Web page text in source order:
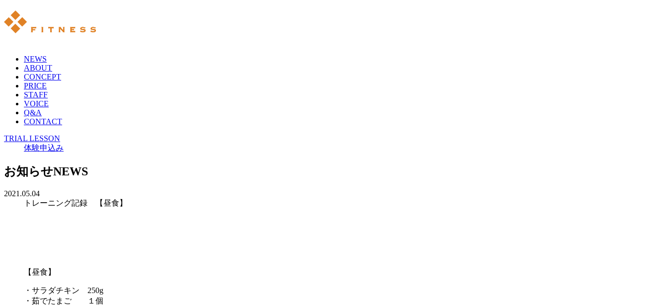
NEWS
ABOUT
CONCEPT
PRICE
STAFF
VOICE
Q&A
CONTACT
TRIAL LESSON
体験申込み
お知らせNEWS
2021.05.04
トレーニング記録 【昼食】
【昼食】
・サラダチキン 250g
・茹でたまご １個